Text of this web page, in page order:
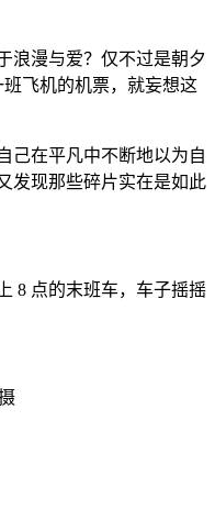
浪漫与爱？仅不过是朝夕
飞机的机票，就妄想这
己在平凡中不断地以为自
发现那些碎片实在是如此
8 点的末班车，车子摇摇